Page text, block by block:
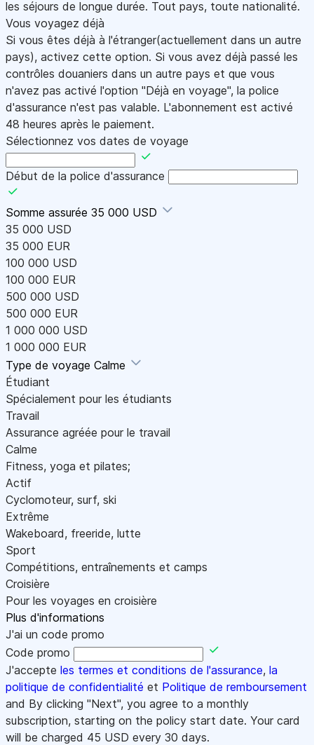
les séjours de longue durée. Tout pays, toute nationalité.
Vous voyagez déjà
Si vous êtes déjà à l'étranger(actuellement dans un autre
pays), activez cette option. Si vous avez déjà passé les
contrôles douaniers dans un autre pays et que vous
n'avez pas activé l'option "Déjà en voyage", la police
d'assurance n'est pas valable. L'abonnement est activé
48 heures après le paiement.
Sélectionnez vos dates de voyage
Début de la police d'assurance
Somme assurée 35 000 USD
35 000 USD
35 000 EUR
100 000 USD
100 000 EUR
500 000 USD
500 000 EUR
1 000 000 USD
1 000 000 EUR
Type de voyage Calme
Étudiant
Spécialement pour les étudiants
Travail
Assurance agréée pour le travail
Calme
Fitness, yoga et pilates;
Actif
Cyclomoteur, surf, ski
Extrême
Wakeboard, freeride, lutte
Sport
Compétitions, entraînements et camps
Croisière
Pour les voyages en croisière
Plus d'informations
J'ai un code promo
Code promo
J'accepte les termes et conditions de l'assurance, la
politique de confidentialité et Politique de remboursement
and By clicking "Next", you agree to a monthly
subscription, starting on the policy start date. Your card
will be charged 45 USD every 30 days.